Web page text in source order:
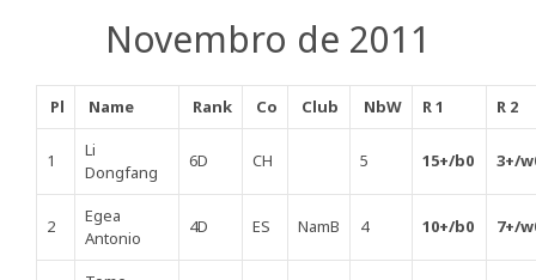
Novembro de 2011
Pl Name Rank Co Club NbW R 1 R 2
1
Li
Dongfang
6D CH 5 15+/b0 3+/
2
Egea
Antonio
4D ES NamB 4 10+/b0 7+/